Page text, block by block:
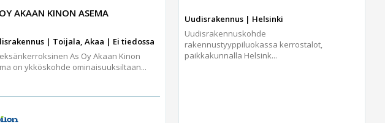
AKAAN KINON ASEMA
| Toijala, Akaa | Ei tiedossa
As Oy Akaan Kinon
on ykköskohde ominaisuuksiltaan...
Uudisrakennus | Helsinki
Uudisrakennuskohde
rakennustyyppiluokassa kerrostalot,
paikkakunnalla Helsink...